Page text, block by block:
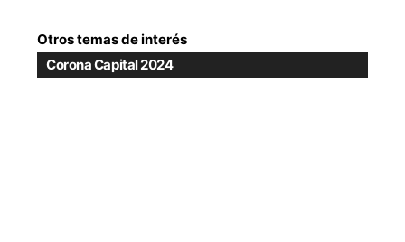
Otros temas de interés
Corona Capital 2024